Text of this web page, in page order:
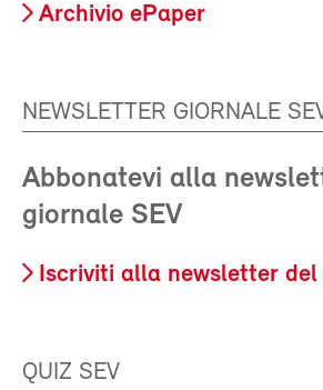
Archivio ePaper
NEWSLETTER GIORNALE
Abbonatevi alla
giornale SEV
Iscriviti alla newsletter del
QUIZ SEV